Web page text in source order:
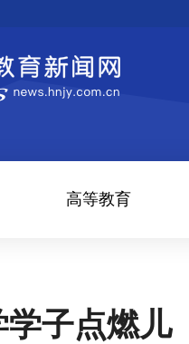
高等教育
子点燃儿